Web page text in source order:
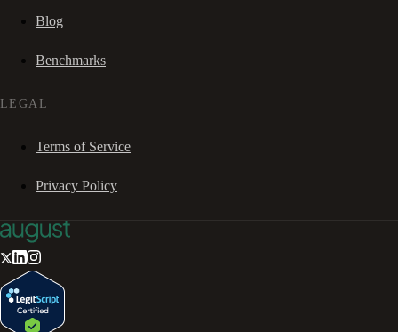
Blog
Benchmarks
LEGAL
Terms of Service
Privacy Policy